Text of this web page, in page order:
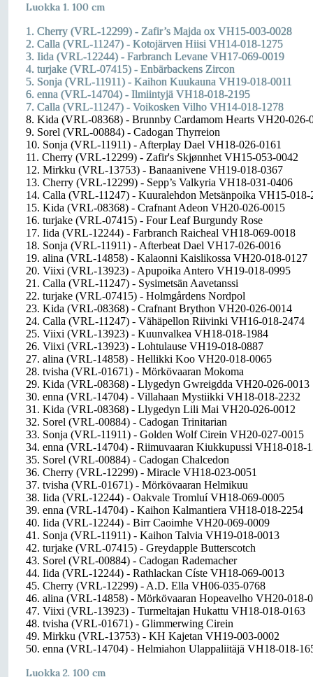
Luokka 1. 100 cm
1. Cherry (VRL-12299) - Zafir’s Majda ox VH15-003-0028
2. Calla (VRL-11247) - Kotojärven Hiisi VH14-018-1275
3. Iida (VRL-12244) - Farbranch Levane VH17-069-0019
4. turjake (VRL-07415) - Enbärbackens Zircon
5. Sonja (VRL-11911) - Kaihon Kuukauna VH19-018-0011
6. enna (VRL-14704) - Ilmiintyjä VH18-018-2195
7. Calla (VRL-11247) - Voikosken Vilho VH14-018-1278
8. Kida (VRL-08368) - Brunnby Cardamom Hearts VH20-026-
9. Sorel (VRL-00884) - Cadogan Thyrreion
10. Sonja (VRL-11911) - Afterplay Dael VH18-026-0161
11. Cherry (VRL-12299) - Zafir's Skjønnhet VH15-053-0042
12. Mirkku (VRL-13753) - Banaanivene VH19-018-0367
13. Cherry (VRL-12299) - Sepp’s Valkyria VH18-031-0406
14. Calla (VRL-11247) - Kuuralehdon Metsänpoika VH15-018-
15. Kida (VRL-08368) - Crafnant Adeon VH20-026-0015
16. turjake (VRL-07415) - Four Leaf Burgundy Rose
17. Iida (VRL-12244) - Farbranch Raicheal VH18-069-0018
18. Sonja (VRL-11911) - Afterbeat Dael VH17-026-0016
19. alina (VRL-14858) - Kalaonni Kaislikossa VH20-018-0127
20. Viixi (VRL-13923) - Apupoika Antero VH19-018-0995
21. Calla (VRL-11247) - Sysimetsän Aavetanssi
22. turjake (VRL-07415) - Holmgårdens Nordpol
23. Kida (VRL-08368) - Crafnant Brython VH20-026-0014
24. Calla (VRL-11247) - Vähäpellon Riivinki VH16-018-2474
25. Viixi (VRL-13923) - Kuunvalkea VH18-018-1984
26. Viixi (VRL-13923) - Lohtulause VH19-018-0887
27. alina (VRL-14858) - Hellikki Koo VH20-018-0065
28. tvisha (VRL-01671) - Mörkövaaran Mokoma
29. Kida (VRL-08368) - Llygedyn Gwreigdda VH20-026-0013
30. enna (VRL-14704) - Villahaan Mystiikki VH18-018-2232
31. Kida (VRL-08368) - Llygedyn Lili Mai VH20-026-0012
32. Sorel (VRL-00884) - Cadogan Trinitarian
33. Sonja (VRL-11911) - Golden Wolf Cirein VH20-027-0015
34. enna (VRL-14704) - Riimuvaaran Kiukkupussi VH18-018-
35. Sorel (VRL-00884) - Cadogan Chalcedon
36. Cherry (VRL-12299) - Miracle VH18-023-0051
37. tvisha (VRL-01671) - Mörkövaaran Helmikuu
38. Iida (VRL-12244) - Oakvale Tromluí VH18-069-0005
39. enna (VRL-14704) - Kaihon Kalmantiera VH18-018-2254
40. Iida (VRL-12244) - Birr Caoimhe VH20-069-0009
41. Sonja (VRL-11911) - Kaihon Talvia VH19-018-0013
42. turjake (VRL-07415) - Greydapple Butterscotch
43. Sorel (VRL-00884) - Cadogan Rademacher
44. Iida (VRL-12244) - Rathlackan Císte VH18-069-0013
45. Cherry (VRL-12299) - A.D. Ella VH06-035-0768
46. alina (VRL-14858) - Mörkövaaran Hopeavelho VH20-018-
47. Viixi (VRL-13923) - Turmeltajan Hukattu VH18-018-0163
48. tvisha (VRL-01671) - Glimmerwing Cirein
49. Mirkku (VRL-13753) - KH Kajetan VH19-003-0002
50. enna (VRL-14704) - Helmiahon Ulappaliitäjä VH18-018-
Luokka 2. 100 cm